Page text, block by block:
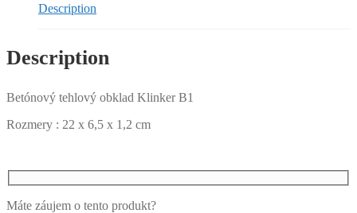
Description
Description
Betónový tehlový obklad Klinker B1
Rozmery : 22 x 6,5 x 1,2 cm
Máte záujem o tento produkt?